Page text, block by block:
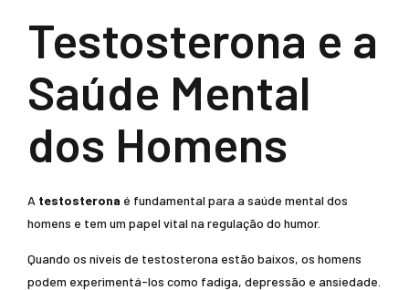
Testosterona e a
Saúde Mental
dos Homens
A testosterona é fundamental para a saúde mental dos
homens e tem um papel vital na regulação do humor.
Quando os níveis de testosterona estão baixos, os homens
podem experimentá-los como fadiga, depressão e ansiedade.